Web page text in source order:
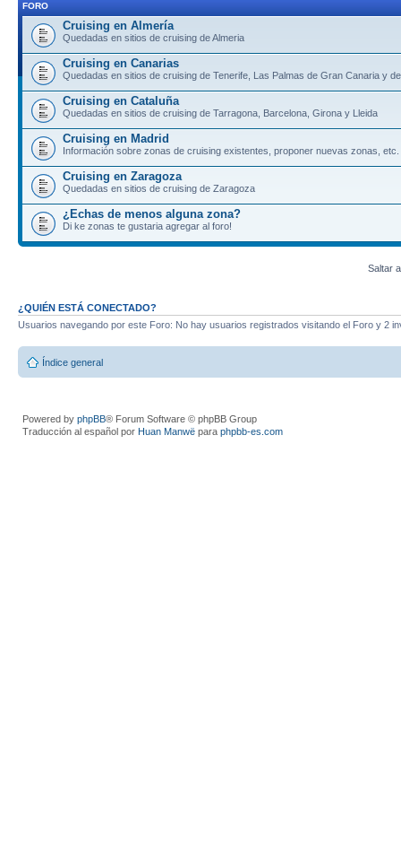
FORO
Cruising en Almería
Quedadas en sitios de cruising de Almeria
Cruising en Canarias
Quedadas en sitios de cruising de Tenerife, Las Palmas de Gran Canaria y
Cruising en Cataluña
Quedadas en sitios de cruising de Tarragona, Barcelona, Girona y Lleida
Cruising en Madrid
Información sobre zonas de cruising existentes, proponer nuevas zonas, etc.
Cruising en Zaragoza
Quedadas en sitios de cruising de Zaragoza
¿Echas de menos alguna zona?
Di ke zonas te gustaria agregar al foro!
Saltar
¿QUIÉN ESTÁ CONECTADO?
Usuarios navegando por este Foro: No hay usuarios registrados visitando el Foro y 2
Índice general
Powered by phpBB® Forum Software © phpBB Group
Traducción al español por Huan Manwë para phpbb-es.com